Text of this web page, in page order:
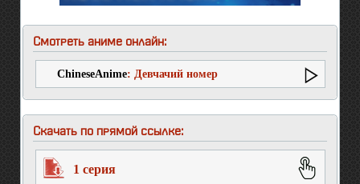
Смотреть аниме онлайн:
ChineseAnime: Девчачий номер
Скачать по прямой ссылке:
1 серия